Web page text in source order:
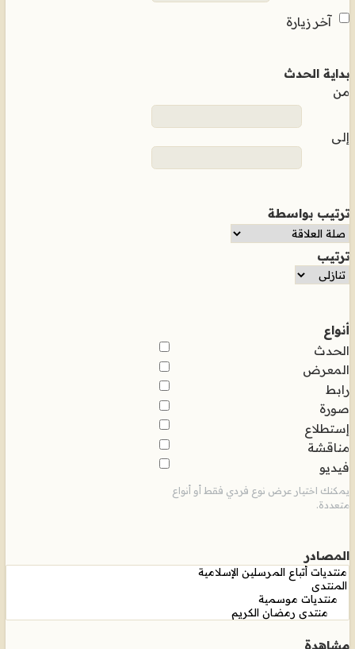
آخر زيارة
بداية الحدث
من
إلى
ترتيب بواسطة
ترتيب
أنواع
الحدث
المعرض
رابط
صورة
إستطلاع
مناقشة
فيديو
يمكنك اختيار عرض نوع فردي فقط أو أنواع
متعددة.
المصادر
مشاهدة